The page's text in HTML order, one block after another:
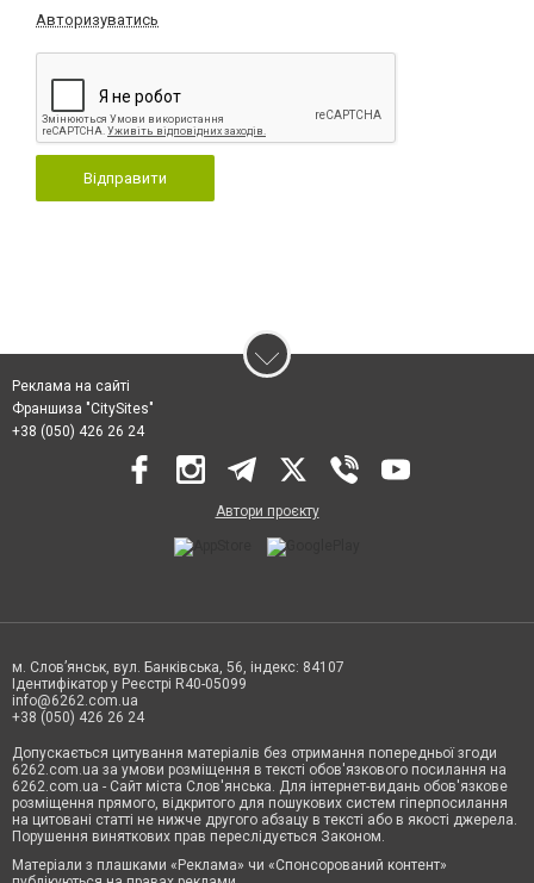
Авторизуватись
Відправити
Реклама на сайті
Франшиза "CitySites"
+38 (050) 426 26 24
Автори проєкту
м. Слов’янськ, вул. Банківська, 56, індекс: 84107
Ідентифікатор у Реєстрі R40-05099
info@6262.com.ua
+38 (050) 426 26 24
Допускається цитування матеріалів без отримання попередньої згоди
6262.com.ua за умови розміщення в тексті обов'язкового посилання на
6262.com.ua - Сайт міста Слов'янська. Для інтернет-видань обов'язкове
розміщення прямого, відкритого для пошукових систем гіперпосилання
на цитовані статті не нижче другого абзацу в тексті або в якості джерела.
Порушення виняткових прав переслідується Законом.
Матеріали з плашками «Реклама» чи «Спонсорований контент»